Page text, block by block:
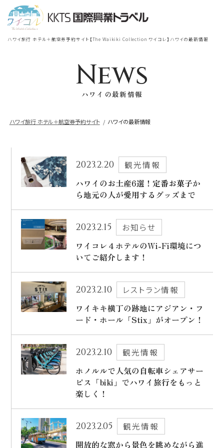
ハワイ旅行 ホテル＋航空券予約サイト【The Waikiki Collection ワイコレ】ハワイの最新情報
News
ハワイの最新情報
ハワイ旅行 ホテル＋航空券予約サイト ハワイの最新情報
2023.2.20
観光情報
ハワイのお土産6選！定番お菓子か
ら地元の人が愛用するグッズまで
2023.2.15
お知らせ
ワイコレ４ホテルのWi-Fi環境につ
いてご紹介します！
2023.2.10
レストラン情報
ワイキキ横丁の跡地にアジアン・フ
ード・ホール「Stix」がオープン！
2023.2.10
観光情報
ホノルルで人気の自転車シェアサー
ビス「biki」でハワイ旅行をもっと
楽しく！
2023.2.05
観光情報
開放的な窓から景色を眺めながら進
TOP
ロイヤルハワイアン ラグジュアリー
ウェスティンリゾート&スパ
シェラトン・プリンセスカイウラニ・ワイ
シェラトン・マウイ・リゾート＆スパ
キャンペーン
5つの特徴
よくあるご質問
お客様の声
ご予約の流れ
宿泊 ＋ 航空券
帰国の到着地が違うお客様
座席クラス
航空会社
出発日
2026年8月28日(金)
2026年9月01日(火)
泊数 部屋数
人数
大人2名/子供 名/添い寝0 名/幼児0名
宿泊予約のみのお客様